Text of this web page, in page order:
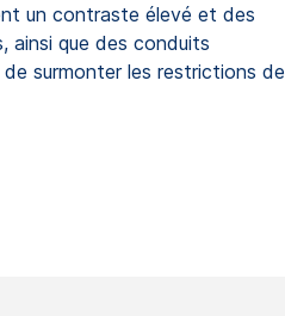
un contraste élevé et des
ainsi que des conduits
surmonter les restrictions de